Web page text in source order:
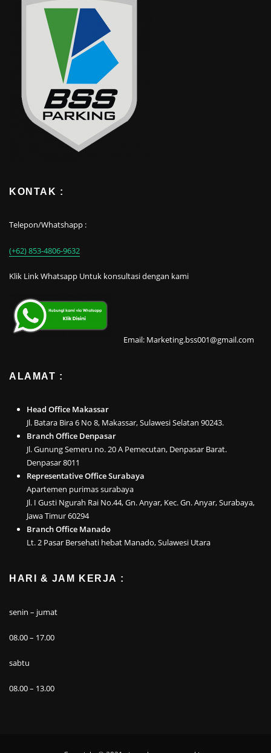
KONTAK :
Telepon/Whatshapp :
(+62) 853-4806-9632
Klik Link Whatsapp Untuk konsultasi dengan kami
Email: Marketing.bss001@gmail.com
ALAMAT :
Head Office Makassar
Jl. Batara Bira 6 No 8, Makassar, Sulawesi Selatan 90243.
Branch Office Denpasar
Jl. Gunung Semeru no. 20 A Pemecutan, Denpasar Barat.
Denpasar 8011
Representative Office Surabaya
Apartemen purimas surabaya
Jl. I Gusti Ngurah Rai No.44, Gn. Anyar, Kec. Gn. Anyar, Surabaya,
Jawa Timur 60294
Branch Office Manado
Lt. 2 Pasar Bersehati hebat Manado, Sulawesi Utara
HARI & JAM KERJA :
senin – jumat
08.00 – 17.00
sabtu
08.00 – 13.00